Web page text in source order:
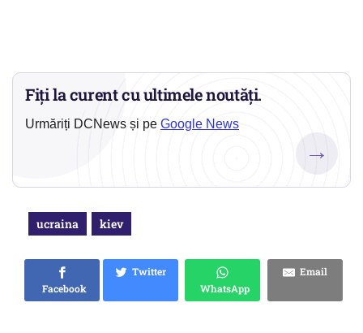
Fiți la curent cu ultimele noutăți.
Urmăriți DCNews și pe Google News
→
ucraina kiev
Facebook
Twitter
WhatsApp
Email